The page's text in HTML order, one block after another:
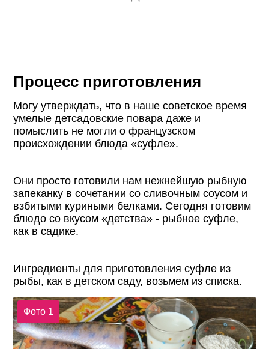
Процесс приготовления
Могу утверждать, что в наше советское время
умелые детсадовские повара даже и
помыслить не могли о французском
происхождении блюда «суфле».
Они просто готовили нам нежнейшую рыбную
запеканку в сочетании со сливочным соусом и
взбитыми куриными белками. Сегодня готовим
блюдо со вкусом «детства» - рыбное суфле,
как в садике.
Ингредиенты для приготовления суфле из
рыбы, как в детском саду, возьмем из списка.
Фото 1